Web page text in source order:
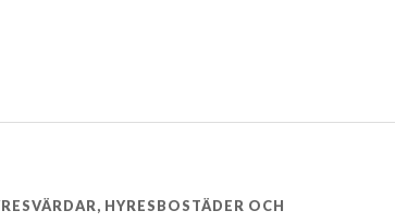
HYRESBOSTÄDER OCH